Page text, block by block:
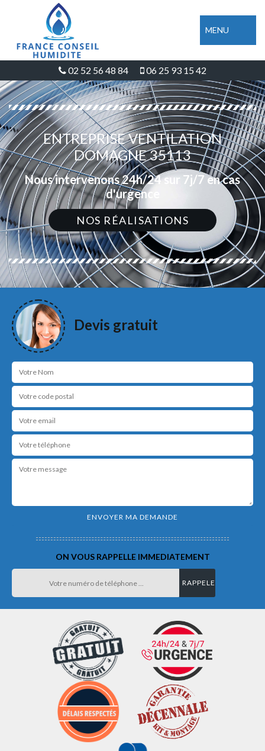
MENU
02 52 56 48 84 06 25 93 15 42
ENTREPRISE VENTILATION
DOMAGNE 35113
Nous intervenons 24h/24 sur 7j/7 en cas
d'urgence
NOS RÉALISATIONS
Devis gratuit
ON VOUS RAPPELLE IMMEDIATEMENT